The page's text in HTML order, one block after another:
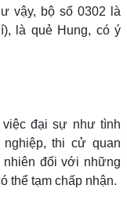
vậy, bộ số 0302 là
là quẻ Hung, có ý
đại sự như tình
thi cử quan
nhiên đối với những
thể tạm chấp nhận.